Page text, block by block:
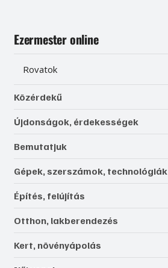
Ezermester online
Rovatok
Közérdekű
Újdonságok, érdekességek
Bemutatjuk
Gépek, szerszámok, technológiák
Építés, felújítás
Otthon, lakberendezés
Kert, növényápolás